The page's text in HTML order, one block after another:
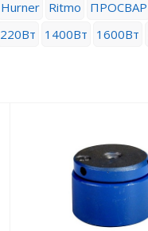
Hurner Ritmo ПРОСВАР
220Вт 1400Вт 1600Вт